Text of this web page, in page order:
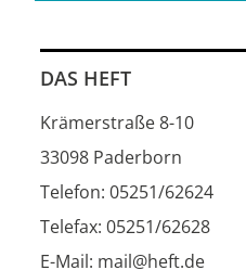
DAS HEFT
Krämerstraße 8-10
33098 Paderborn
Telefon: 05251/62624
Telefax: 05251/62628
E-Mail: mail@heft.de